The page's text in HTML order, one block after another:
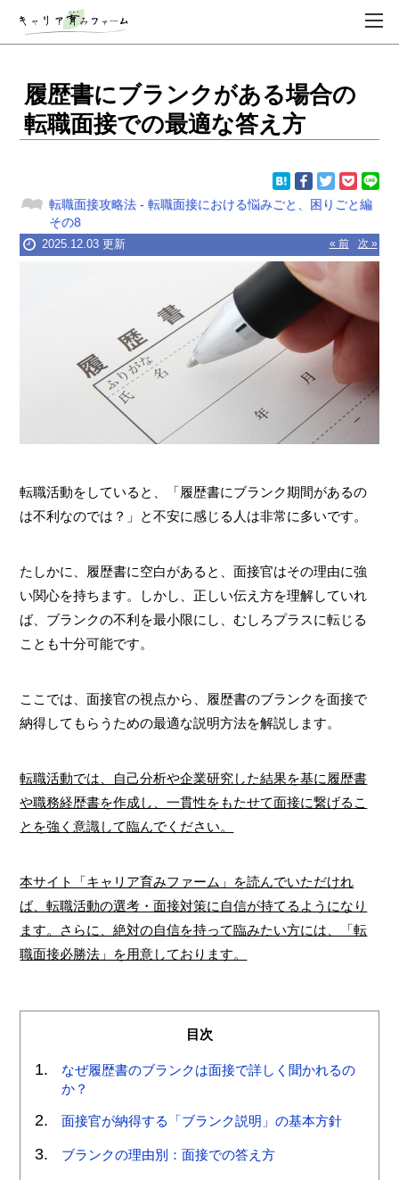
履歴書にブランクがある場合の
転職面接での最適な答え方
転職面接攻略法 -転職面接における悩みごと、困りごと編
その8
2025.12.03 更新 次 »
« 前
転職活動をしていると、「履歴書にブランク期間があるの
は不利なのでは？」と不安に感じる人は非常に多いです。
たしかに、履歴書に空白があると、面接官はその理由に強
い関心を持ちます。しかし、正しい伝え方を理解していれ
ば、ブランクの不利を最小限にし、むしろプラスに転じる
ことも十分可能です。
ここでは、面接官の視点から、履歴書のブランクを面接で
納得してもらうための最適な説明方法を解説します。
転職活動では、自己分析や企業研究した結果を基に履歴書
や職務経歴書を作成し、一貫性をもたせて面接に繋げるこ
とを強く意識して臨んでください。
本サイト「キャリア育みファーム」を読んでいただけれ
ば、転職活動の選考・面接対策に自信が持てるようになり
ます。さらに、絶対の自信を持って臨みたい方には、「転
職面接必勝法」を用意しております。
目次
なぜ履歴書のブランクは面接で詳しく聞かれるの
か？
面接官が納得する「ブランク説明」の基本方針
ブランクの理由別：面接での答え方